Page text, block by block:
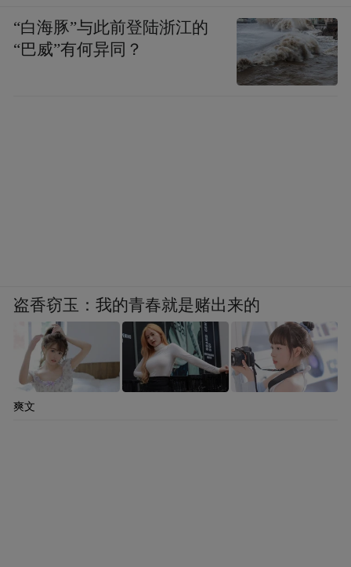
“白海豚”与此前登陆浙江的
“巴威”有何异同？
盗香窃玉：我的青春就是赌出来的
爽文